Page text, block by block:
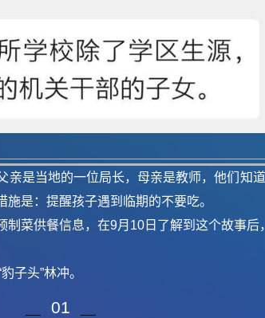
亲是当地的一位局长，母亲是教师，他们知
是：提醒孩子遇到临期的不要吃。
菜供餐信息，在9月10日了解到这个故事后
子头”林冲。
01